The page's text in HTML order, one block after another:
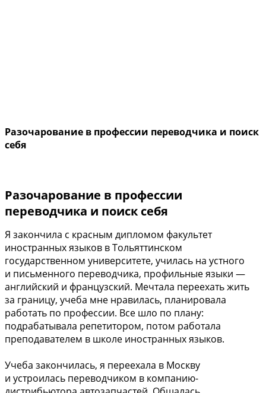
Разочарование в профессии переводчика и поиск
себя
Разочарование в профессии
переводчика и поиск себя
Я закончила с красным дипломом факультет
иностранных языков в Тольяттинском
государственном университете, училась на устного
и письменного переводчика, профильные языки —
английский и французский. Мечтала переехать жить
за границу, учеба мне нравилась, планировала
работать по профессии. Все шло по плану:
подрабатывала репетитором, потом работала
преподавателем в школе иностранных языков.
Учеба закончилась, я переехала в Москву
и устроилась переводчиком в компанию-